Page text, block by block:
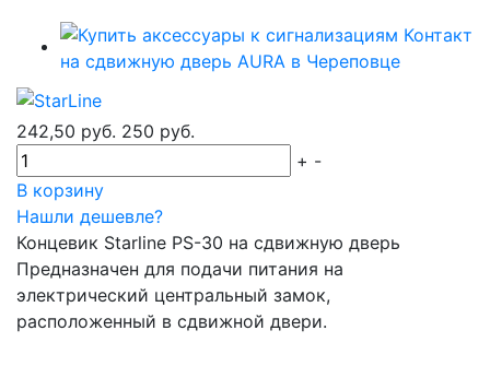
242,50 руб. 250 руб.
+ -
В корзину
Нашли дешевле?
Концевик Starline PS-30 на сдвижную дверь
Предназначен для подачи питания на
электрический центральный замок,
расположенный в сдвижной двери.